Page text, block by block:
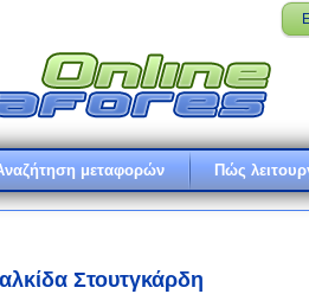
μεταφορών Πώς
Στουτγκάρδη